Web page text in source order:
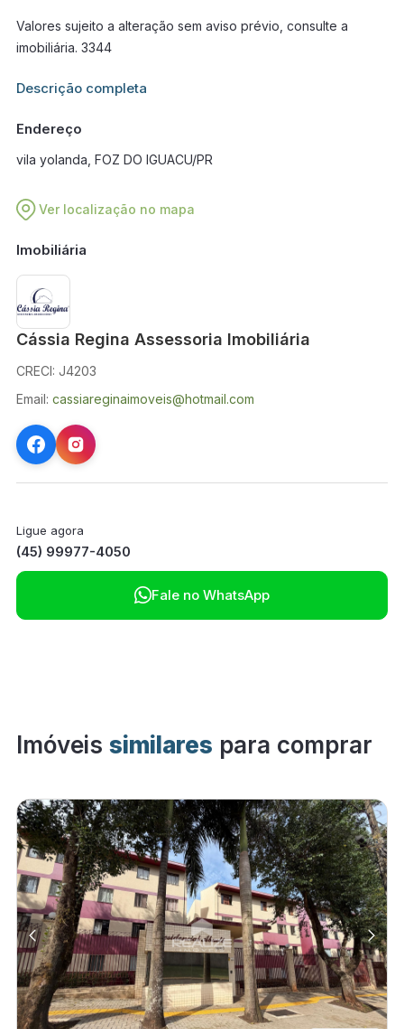
Valores sujeito a alteração sem aviso prévio, consulte a
imobiliária. 3344
Informações adicionais sobre este imóvel estarão disponíveis
Descrição completa
Endereço
vila yolanda, FOZ DO IGUACU/PR
Ver localização no mapa
Imobiliária
Cássia Regina Assessoria Imobiliária
CRECI: J4203
Email: cassiareginaimoveis@hotmail.com
Ligue agora
(45) 99977-4050
Fale no WhatsApp
Imóveis similares para comprar